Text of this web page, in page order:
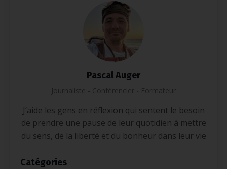
Pascal Auger
Journaliste - Conférencier - Formateur
J’aide les gens en réflexion qui sentent le besoin
de prendre une pause de leur quotidien à mettre
du sens, de la liberté et du bonheur dans leur vie
Catégories